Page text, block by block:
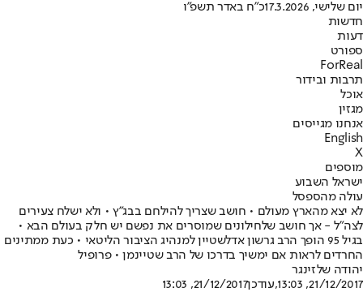
יום שלישי, 17.3.2026
כ"ח באדר תשפ"ו
חדשות
דעות
ספורט
ForReal
תרבות ובידור
אוכל
מגזין
אנחנו מגייסים
English
X
מוספים
ישראל השבוע
עולה מהספסל
לא יצא מהארץ מעולם • חושב שצריך להילחם בבג"ץ • ולא ישלח צעירים
לצה"ל - אך חושב שלחילונים שמוסרים את נפשם יש חלק בעולם הבא •
בגיל 95 הופך הרב גרשון אדלשטיין למנהיג הציבור הליטאי • כעת ממתינים
החרדים לראות אם ימשיך בדרכו של הרב שטיינמן • פרופיל
יהודה שלזינגר
21/12/2017, 13:03
,עודכן21/12/2017, 13:03